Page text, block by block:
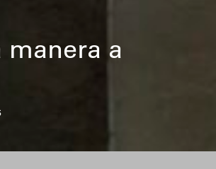
manera a